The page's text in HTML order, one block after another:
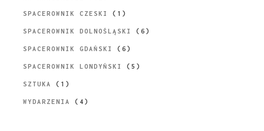
SPACEROWNIK CZESKI (1)
SPACEROWNIK DOLNOŚLĄSKI (6)
SPACEROWNIK GDAŃSKI (6)
SPACEROWNIK LONDYŃSKI (5)
SZTUKA (1)
WYDARZENIA (4)